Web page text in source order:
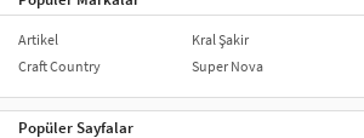
Artikel
Craft Country
Kral Şakir
Super Nova
Popüler Sayfalar